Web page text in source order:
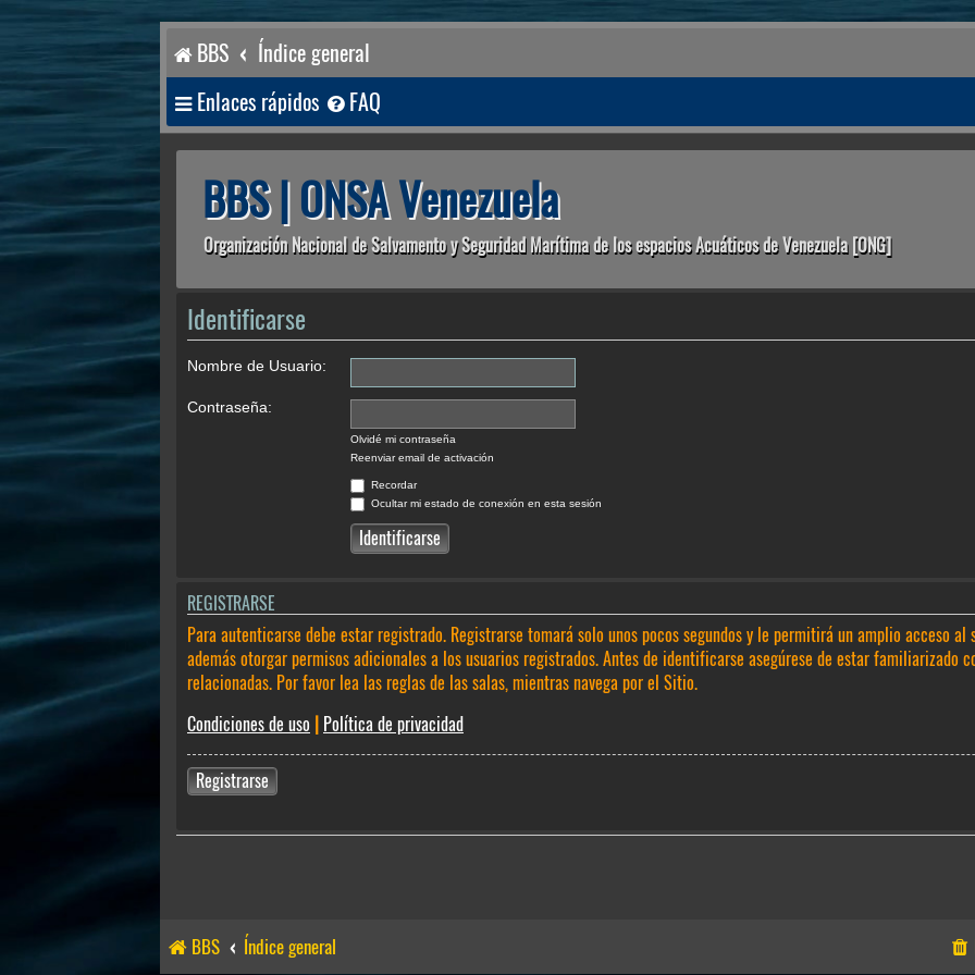
BBS Índice general
Enlaces rápidos FAQ
BBS | ONSA Venezuela
Organización Nacional de Salvamento y Seguridad Marítima de los espacios Acuáticos de Venezuela [ONG]
Identificarse
Nombre de Usuario:
Contraseña:
Olvidé mi contraseña
Reenviar email de activación
Recordar
Ocultar mi estado de conexión en esta sesión
REGISTRARSE
Para autenticarse debe estar registrado. Registrarse tomará solo unos pocos segundos y le permitirá un amplio acceso
además otorgar permisos adicionales a los usuarios registrados. Antes de identificarse asegúrese de estar familiarizado
relacionadas. Por favor lea las reglas de las salas, mientras navega por el Sitio.
Condiciones de uso
Política de privacidad
Registrarse
BBS Índice general